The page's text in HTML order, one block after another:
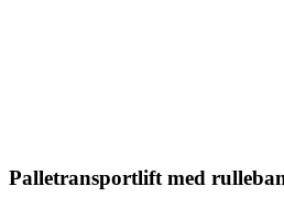
Palletransportlift med